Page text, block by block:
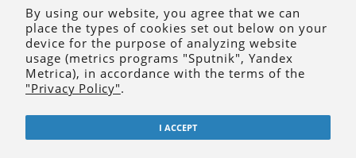
Сopyright © 2021 Юридический институт ИГУ
By using our website, you agree that we can
place the types of cookies set out below on your
device for the purpose of analyzing website
usage (metrics programs "Sputnik", Yandex
Metrica), in accordance with the terms of the
"Privacy Policy".
I ACCEPT